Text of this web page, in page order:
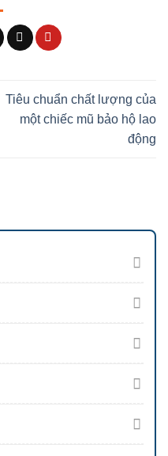
Tiêu chuẩn chất lượng của
một chiếc mũ bảo hộ lao
động